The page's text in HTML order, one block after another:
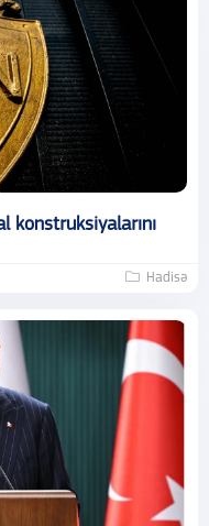
konstruksiyalarını
Hadisə